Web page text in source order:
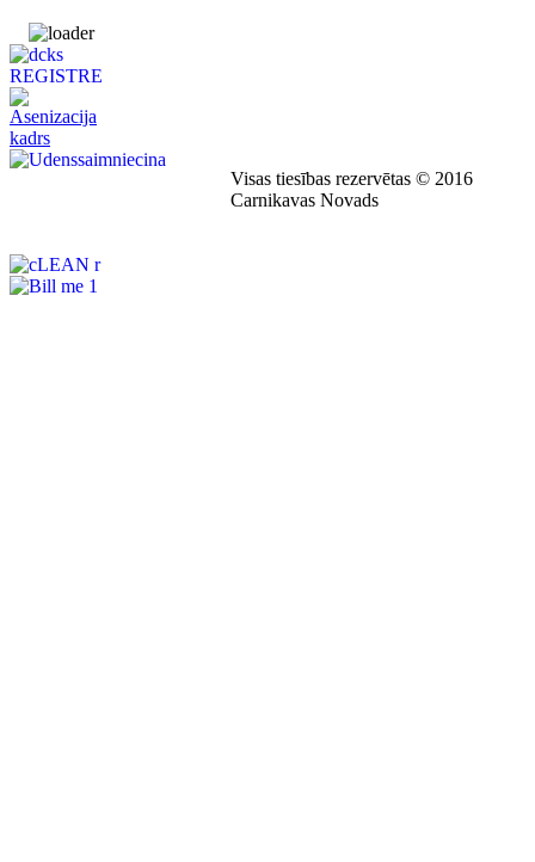
Visas tiesības rezervētas © 2016
Carnikavas Novads